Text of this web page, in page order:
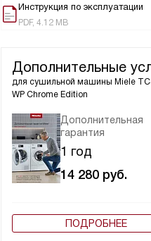
Инструкция по эксплуатации
PDF, 4.12 MB
Дополнительные
для сушильной машины Miele
WP Chrome Edition
Дополнительная
гарантия
1 год
14 280 руб.
ПОДРОБНЕЕ